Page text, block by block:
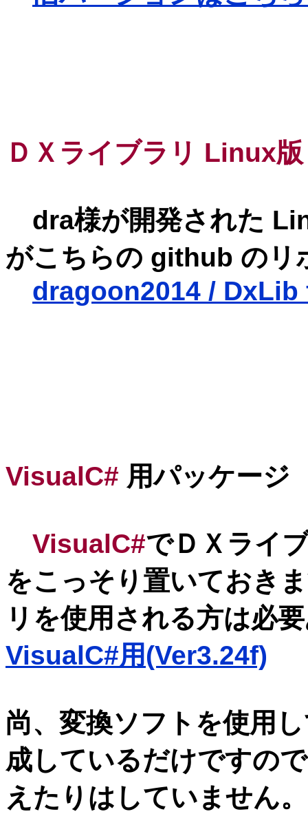
ＤＸライブラリ Linux
dra様が開発された
がこちらの github のリ
dragoon2014 /
VisualC# 用パッケージ
VisualC#でＤＸライ
をこっそり置いておき
リを使用される方は必
VisualC#用(Ver3.24f)
尚、変換ソフトを使用
成しているだけですの
えたりはしていません。